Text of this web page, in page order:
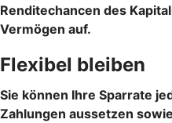
Renditechancen des
Vermögen auf.
Flexibel bleiben
Sie können Ihre Sparrate
Zahlungen aussetzen